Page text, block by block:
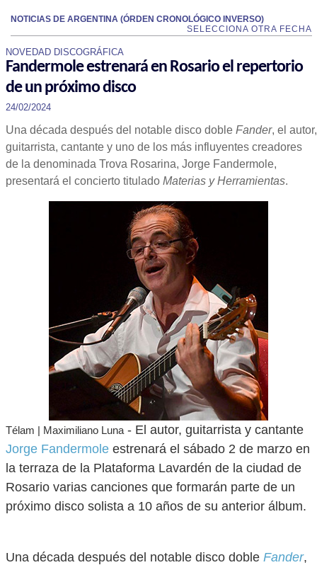
NOTICIAS DE ARGENTINA (ÓRDEN CRONOLÓGICO INVERSO)
SELECCIONA OTRA FECHA
NOVEDAD DISCOGRÁFICA
Fandermole estrenará en Rosario el repertorio
de un próximo disco
24/02/2024
Una década después del notable disco doble Fander, el autor,
guitarrista, cantante y uno de los más influyentes creadores
de la denominada Trova Rosarina, Jorge Fandermole,
presentará el concierto titulado Materias y Herramientas.
Télam | Maximiliano Luna- El autor, guitarrista y cantante
Jorge Fandermole estrenará el sábado 2 de marzo en
la terraza de la Plataforma Lavardén de la ciudad de
Rosario varias canciones que formarán parte de un
próximo disco solista a 10 años de su anterior álbum.
Una década después del notable disco doble Fander,